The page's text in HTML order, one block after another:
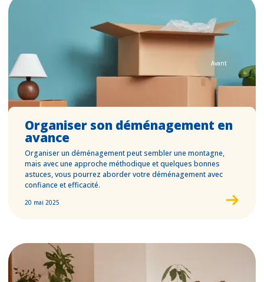
Avant
Organiser son déménagement en
avance
Organiser un déménagement peut sembler une montagne,
mais avec une approche méthodique et quelques bonnes
astuces, vous pourrez aborder votre déménagement avec
confiance et efficacité.
20 mai 2025